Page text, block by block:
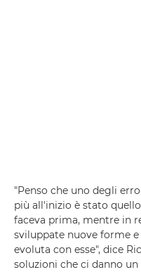
"Penso che uno degli
più all'inizio è stato
faceva prima, mentre in
sviluppate nuove forme
evoluta con esse", dice
soluzioni che ci danno